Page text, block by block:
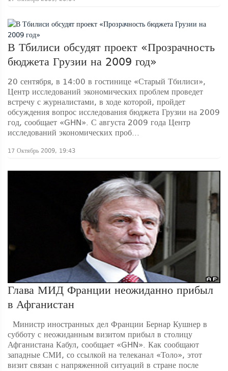
В Тбилиси обсудят проект «Прозрачность
бюджета Грузии на 2009 год»
20 сентября, в 14:00 в гостинице «Старый Тбилиси»,
Центр исследований экономических проблем проведет
встречу с журналистами, в ходе которой, пройдет
обсуждения вопрос исследования бюджета Грузии на 2009
год, сообщает «GHN». С августа 2009 года Центр
исследований экономических проб...
17 Октябрь 2009, 19:43
Глава МИД Франции неожиданно прибыл
в Афганистан
Министр иностранных дел Франции Бернар Кушнер в
субботу с неожиданным визитом прибыл в столицу
Афганистана Кабул, сообщает «GHN». Как сообщают
западные СМИ, со ссылкой на телеканал «Толо», этот
визит связан с напряженной ситуаций в стране после